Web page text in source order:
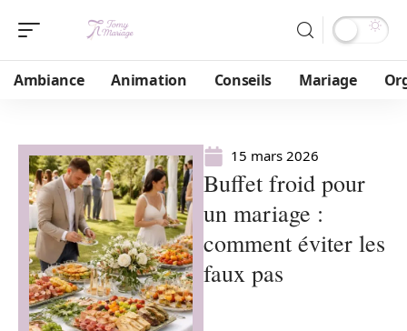
Ambiance Animation Conseils Mariage
15 mars 2026
Buffet froid pour
un mariage :
comment éviter les
faux pas